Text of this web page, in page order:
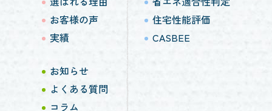
お客様の声
実績
お知らせ
よくある質問
コラム
住宅性能評価
CASBEE